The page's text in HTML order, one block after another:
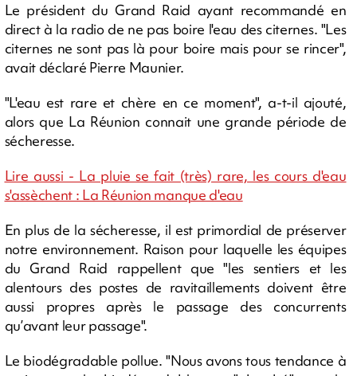
Le président du Grand Raid ayant recommandé en
direct à la radio de ne pas boire l'eau des citernes. "Les
citernes ne sont pas là pour boire mais pour se rincer",
avait déclaré Pierre Maunier.
"L'eau est rare et chère en ce moment", a-t-il ajouté,
alors que La Réunion connait une grande période de
sécheresse.
Lire aussi - La pluie se fait (très) rare, les cours d'eau
s'assèchent : La Réunion manque d'eau
En plus de la sécheresse, il est primordial de préserver
notre environnement. Raison pour laquelle les équipes
du Grand Raid rappellent que "les sentiers et les
alentours des postes de ravitaillements doivent être
aussi propres après le passage des concurrents
qu’avant leur passage".
Le biodégradable pollue. "Nous avons tous tendance à